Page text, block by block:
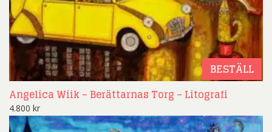
BESTÄLL
Angelica Wiik – Berättarnas Torg – Litografi
4.800 kr